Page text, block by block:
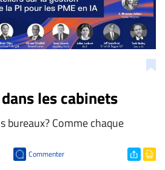
les cabinets
bureaux? Comme chaque
Commenter